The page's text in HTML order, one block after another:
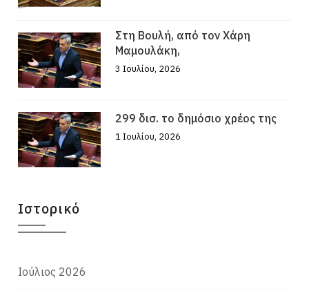
Στη Βουλή, από τον Χάρη
Μαμουλάκη,
3 Ιουλίου, 2026
299 δισ. το δημόσιο χρέος της
1 Ιουλίου, 2026
Ιστορικό
Ιούλιος 2026